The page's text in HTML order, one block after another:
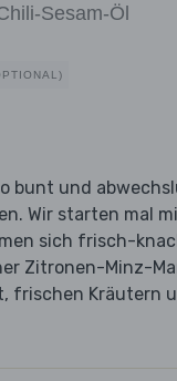
Sesam-Öl
bunt und
Wir starten mal
sich frisch-
Zitronen-Minz-
frischen Kräutern